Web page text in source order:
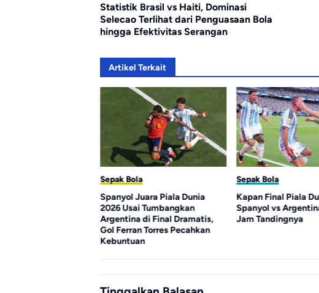
Statistik Brasil vs Haiti, Dominasi
Selecao Terlihat dari Penguasaan Bola
hingga Efektivitas Serangan
Artikel Terkait
Sepak Bola
Spanyol Juara Piala Dunia
2026 Usai Tumbangkan
Argentina di Final Dramatis,
Gol Ferran Torres Pecahkan
Kebuntuan
Sepak Bola
Kapan Final Piala
Spanyol vs
Jam Tandingnya